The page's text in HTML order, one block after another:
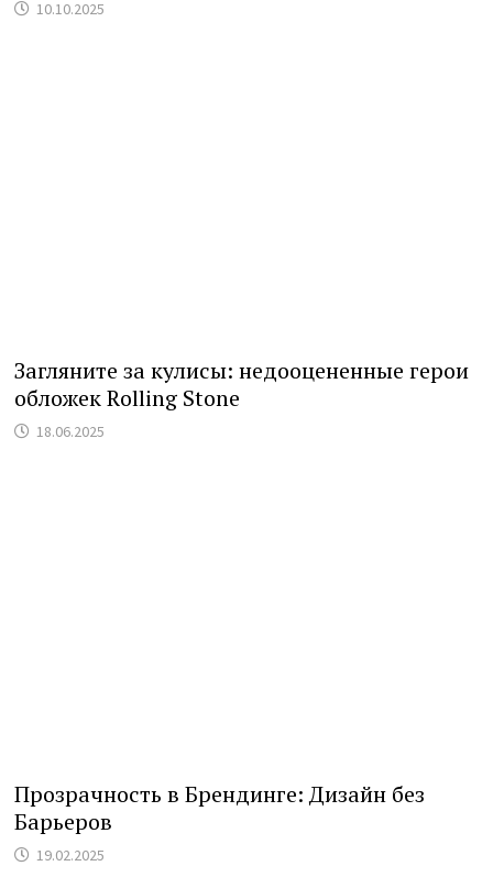
10.10.2025
Загляните за кулисы: недооцененные герои
обложек Rolling Stone
18.06.2025
Прозрачность в Брендинге: Дизайн без
Барьеров
19.02.2025